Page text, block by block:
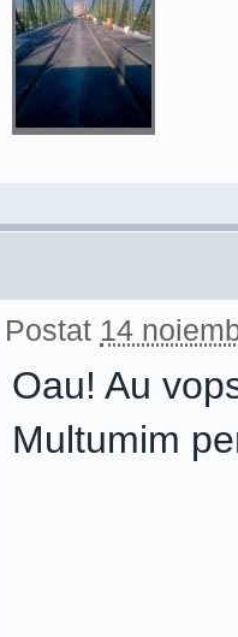
Postat 14
Oau! Au
Multumim